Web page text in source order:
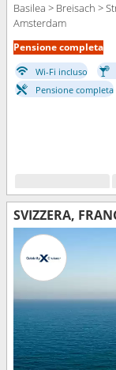
Basilea > Breisach >
Amsterdam
Pensione completa
Wi-Fi incluso
Pensione completa
SVIZZERA,